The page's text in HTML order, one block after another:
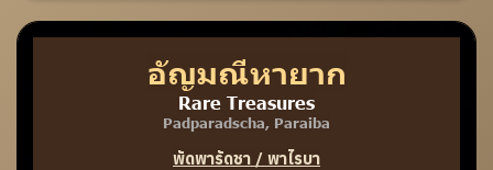
อัญมณีหายาก
Rare Treasures
Padparadscha, Paraiba
พัดพารัดชา / พาไรบา